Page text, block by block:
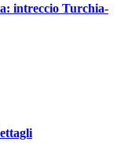
intreccio Turchia-